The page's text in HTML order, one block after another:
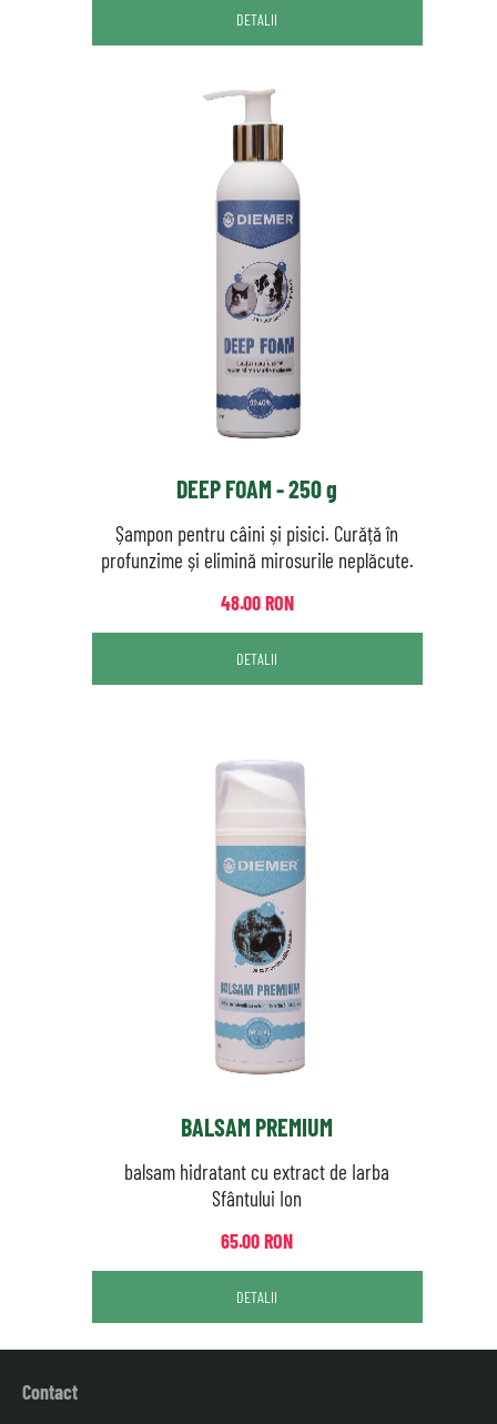
DETALII
DEEP FOAM - 250 g
Șampon pentru câini și pisici. Curăță în
profunzime și elimină mirosurile neplăcute.
48.00 RON
DETALII
BALSAM PREMIUM
balsam hidratant cu extract de Iarba
Sfântului Ion
65.00 RON
DETALII
Contact